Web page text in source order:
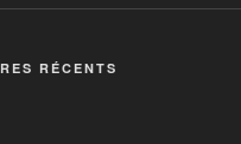
RÉCENTS